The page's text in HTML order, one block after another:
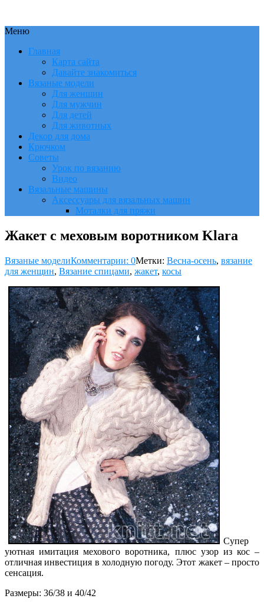
Меню
Главная
Карта сайта
Давайте знакомиться
Вязаные модели
Для женщин
Для мужчин
Для детей
Для животных
Декор для дома
Крючком
Советы
Урок по вязанию
Видео
Вязальные машины
Аксессуары для вязальных машин
Моталки для пряжи
Жакет с меховым воротником Klara
Вязаные моделиКомментарии: 0Метки: Весна-осень, вязание
для женщин, Вязание спицами, жакет, косы
Супер
уютная имитация мехового воротника, плюс узор из кос –
отличная инвестиция в холодную погоду. Этот жакет – просто
сенсация.
Размеры: 36/38 и 40/42